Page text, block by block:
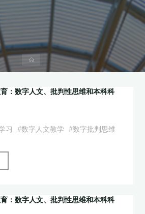
页
：数字人文、批判性思维和本科科
习 #数字人文教学 #数字批判思维
：数字人文、批判性思维和本科科